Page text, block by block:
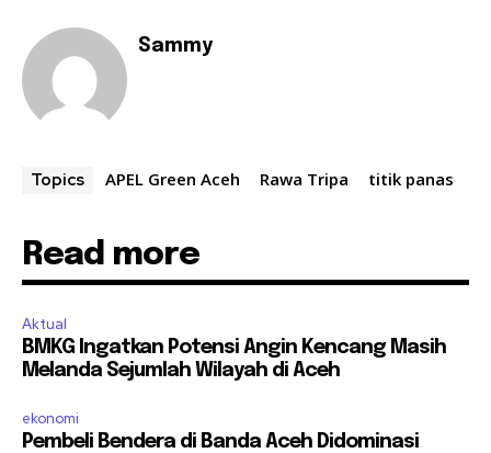
Sammy
Topics APEL Green Aceh Rawa Tripa titik panas
Read more
Aktual
BMKG Ingatkan Potensi Angin Kencang Masih
Melanda Sejumlah Wilayah di Aceh
ekonomi
Pembeli Bendera di Banda Aceh Didominasi